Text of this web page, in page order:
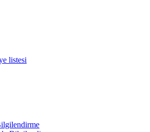
listesi